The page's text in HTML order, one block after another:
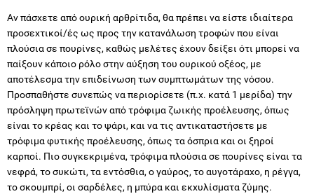
Αν πάσχετε από ουρική αρθρίτιδα, θα πρέπει να είστε ιδιαίτερα
προσεχτικοί/ές ως προς την κατανάλωση τροφών που είναι
πλούσια σε πουρίνες, καθώς μελέτες έχουν δείξει ότι μπορεί να
παίξουν κάποιο ρόλο στην αύξηση του ουρικού οξέος, με
αποτέλεσμα την επιδείνωση των συμπτωμάτων της νόσου.
Προσπαθήστε συνεπώς να περιορίσετε (π.χ. κατά 1 μερίδα) την
πρόσληψη πρωτεϊνών από τρόφιμα ζωικής προέλευσης, όπως
είναι το κρέας και το ψάρι, και να τις αντικαταστήσετε με
τρόφιμα φυτικής προέλευσης, όπως τα όσπρια και οι ξηροί
καρποί. Πιο συγκεκριμένα, τρόφιμα πλούσια σε πουρίνες είναι τα
νεφρά, το συκώτι, τα εντόσθια, ο γαύρος, το αυγοτάραχο, η ρέγγα,
το σκουμπρί, οι σαρδέλες, η μπύρα και εκχυλίσματα ζύμης.